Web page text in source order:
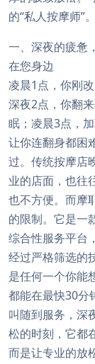
的“私人按摩师”。
一、深夜的疲
在您身边
凌晨1点，你刚
深夜2点，你翻
眠；凌晨3点，
让你连翻身都困
过。传统按摩店
业的店面，也往
也不方便。而摩
的限制。它是一
综合性服务平台
经过严格筛选的
是任何一个你能
都能在最快30分
叫随到服务，深
松的时刻，它都
而是让专业的放